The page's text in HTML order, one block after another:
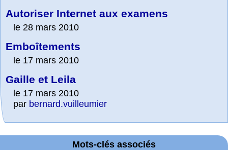
Autoriser Internet aux examens
le 28 mars 2010
Emboîtements
le 17 mars 2010
Gaille et Leila
le 17 mars 2010
par bernard.vuilleumier
Mots-clés associés